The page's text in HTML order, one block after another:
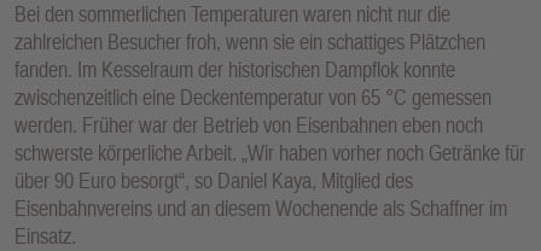
Bei den sommerlichen Temperaturen waren nicht nur die
zahlreichen Besucher froh, wenn sie ein schattiges Plätzchen
fanden. Im Kesselraum der historischen Dampflok konnte
zwischenzeitlich eine Deckentemperatur von 65 °C gemessen
werden. Früher war der Betrieb von Eisenbahnen eben noch
schwerste körperliche Arbeit. „Wir haben vorher noch Getränke für
über 90 Euro besorgt“, so Daniel Kaya, Mitglied des
Eisenbahnvereins und an diesem Wochenende als Schaffner im
Einsatz.